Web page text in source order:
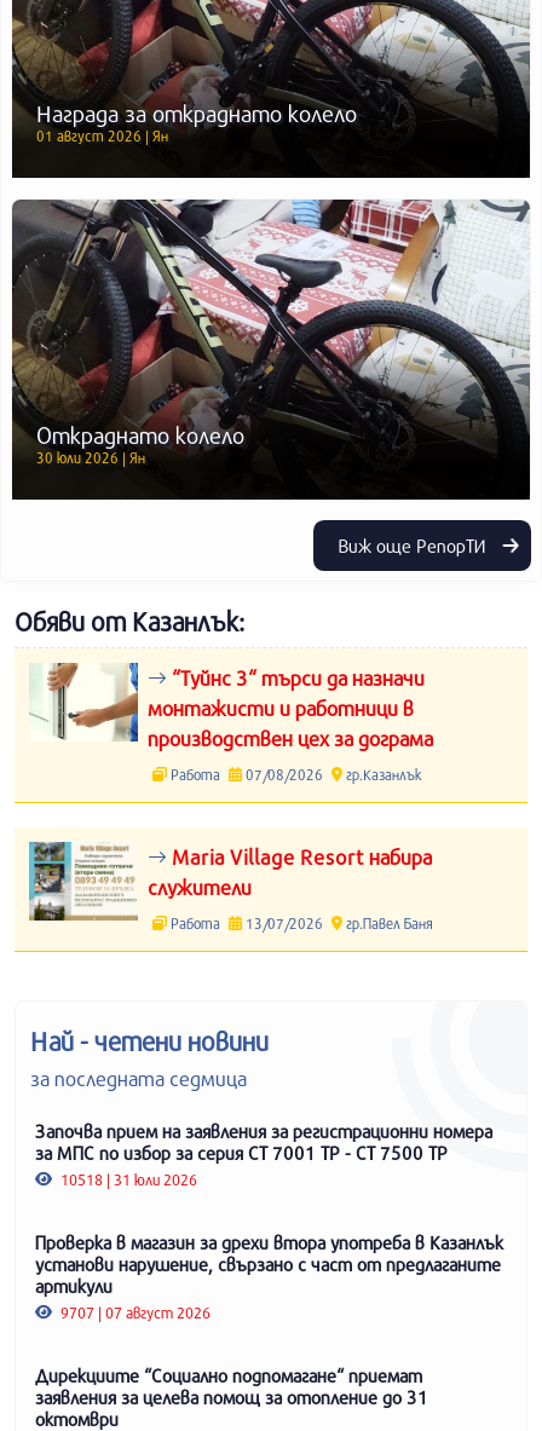
Награда за откраднато колело
01 август 2026 | Ян
Откраднато колело
30 юли 2026 | Ян
Виж още РепорТИ
Обяви от Казанлък:
“Туйнс 3“ търси да назначи
монтажисти и работници в
производствен цех за дограма
Работа 07/08/2026 гр.Казанлък
Maria Village Resort набира
служители
Работа 13/07/2026 гр.Павел Баня
Най - четени новини
за последната седмица
Започва прием на заявления за регистрационни номера
за МПС по избор за серия СТ 7001 ТР - СТ 7500 ТР
10518 | 31 юли 2026
Проверка в магазин за дрехи втора употреба в Казанлък
установи нарушение, свързано с част от предлаганите
артикули
9707 | 07 август 2026
Дирекциите “Социално подпомагане“ приемат
заявления за целева помощ за отопление до 31
октомври